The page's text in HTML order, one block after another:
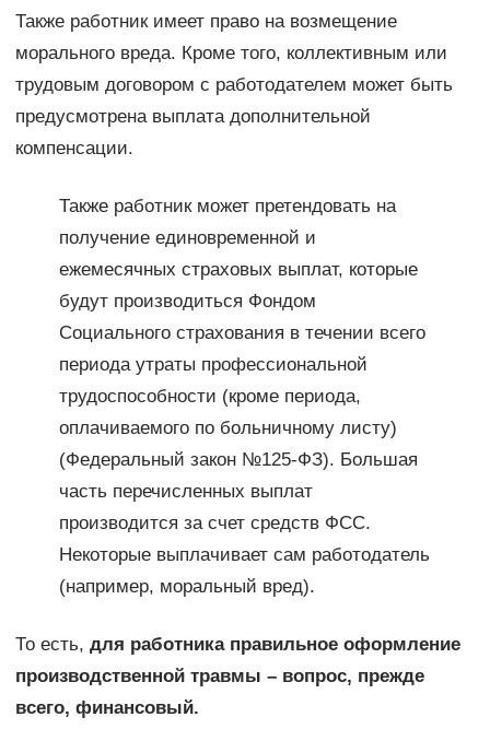
Также работник имеет право на возмещение
морального вреда. Кроме того, коллективным или
трудовым договором с работодателем может быть
предусмотрена выплата дополнительной
компенсации.
Также работник может претендовать на
получение единовременной и
ежемесячных страховых выплат, которые
будут производиться Фондом
Социального страхования в течении всего
периода утраты профессиональной
трудоспособности (кроме периода,
оплачиваемого по больничному листу)
(Федеральный закон №125-ФЗ). Большая
часть перечисленных выплат
производится за счет средств ФСС.
Некоторые выплачивает сам работодатель
(например, моральный вред).
То есть, для работника правильное оформление
производственной травмы – вопрос, прежде
всего, финансовый.